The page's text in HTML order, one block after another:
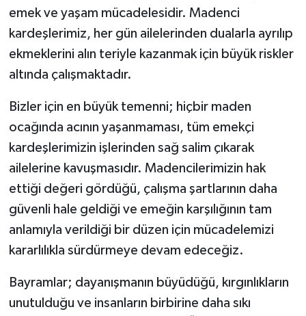
emek ve yaşam mücadelesidir. Madenci
kardeşlerimiz, her gün ailelerinden dualarla ayrılıp
ekmeklerini alın teriyle kazanmak için büyük riskler
altında çalışmaktadır.
Bizler için en büyük temenni; hiçbir maden
ocağında acının yaşanmaması, tüm emekçi
kardeşlerimizin işlerinden sağ salim çıkarak
ailelerine kavuşmasıdır. Madencilerimizin hak
ettiği değeri gördüğü, çalışma şartlarının daha
güvenli hale geldiği ve emeğin karşılığının tam
anlamıyla verildiği bir düzen için mücadelemizi
kararlılıkla sürdürmeye devam edeceğiz.
Bayramlar; dayanışmanın büyüdüğü, kırgınlıkların
unutulduğu ve insanların birbirine daha sıkı